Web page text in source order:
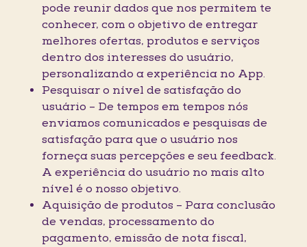
pode reunir dados que nos permitem te
conhecer, com o objetivo de entregar
melhores ofertas, produtos e serviços
dentro dos interesses do usuário,
personalizando a experiência no App.
Pesquisar o nível de satisfação do
usuário – De tempos em tempos nós
enviamos comunicados e pesquisas de
satisfação para que o usuário nos
forneça suas percepções e seu feedback.
A experiência do usuário no mais alto
nível é o nosso objetivo.
Aquisição de produtos – Para conclusão
de vendas, processamento do
pagamento, emissão de nota fiscal,